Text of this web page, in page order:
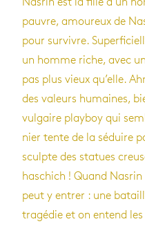
Nas­rin est la fille d’un
pauvre, amou­reux de
pour sur­vivre.
un homme riche, avec
pas plus vieux qu’elle.
des valeurs humaines,
vul­gaire play­boy qui
nier tente de la séduire
sculpte des sta­tues
haschich ! Quand
peut y entrer : une
tra­gé­die et on entend